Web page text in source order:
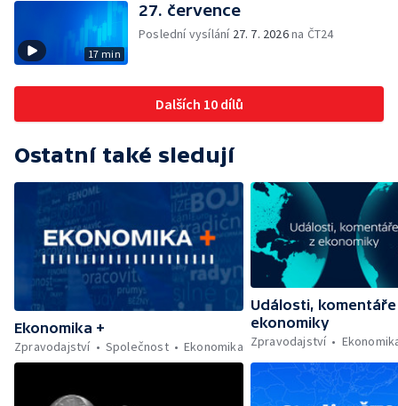
17 min
27. července
Poslední vysílání 27. 7. 2026na ČT24
Dalších 10 dílů
Ostatní také sledují
Ekonomika +
Zpravodajství
Společnost Ekonomika
Události, komentáře
ekonomiky
Zpravodajství